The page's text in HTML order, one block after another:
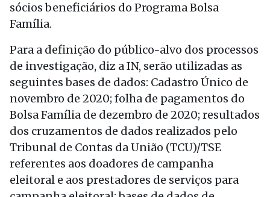
sócios beneficiários do Programa Bolsa
Família.
Para a definição do público-alvo dos processos
de investigação, diz a IN, serão utilizadas as
seguintes bases de dados: Cadastro Único de
novembro de 2020; folha de pagamentos do
Bolsa Família de dezembro de 2020; resultados
dos cruzamentos de dados realizados pelo
Tribunal de Contas da União (TCU)/TSE
referentes aos doadores de campanha
eleitoral e aos prestadores de serviços para